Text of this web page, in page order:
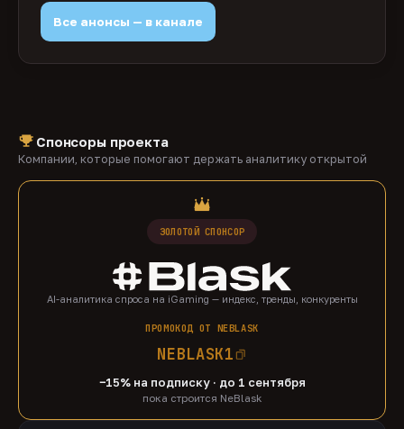
Все анонсы — в канале
Спонсоры проекта
Компании, которые помогают держать аналитику открытой
ЗОЛОТОЙ СПОНСОР
AI-аналитика спроса на iGaming — индекс, тренды, конкуренты
ПРОМОКОД ОТ NEBLASK
NEBLASK1
−15% на подписку · до 1 сентября
пока строится NeBlask